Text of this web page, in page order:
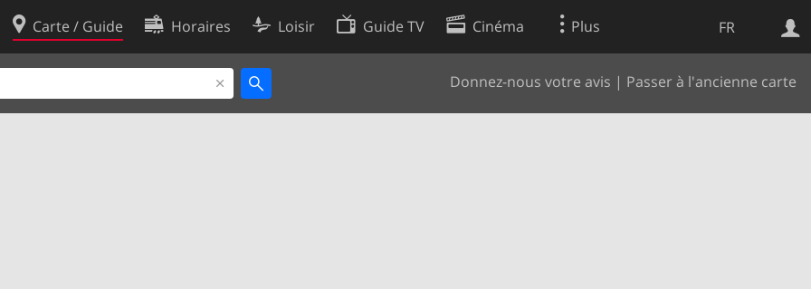
FR
Carte / Guide Horaires Loisir Guide TV Cinéma Plus
Donnez-nous votre avis | Passer à l'ancienne carte
Web
Politique en matière de cookies
Préférences de cookies